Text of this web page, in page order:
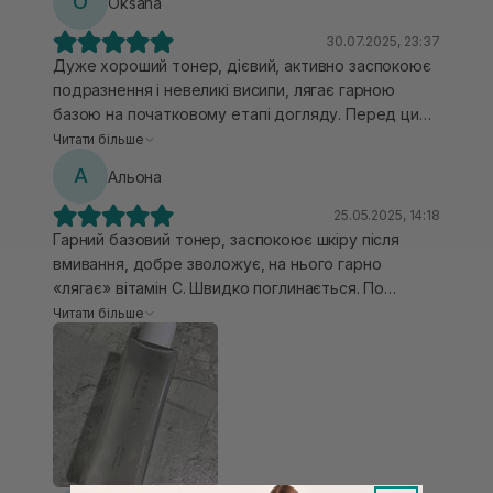
максимум комфорту і мінімум зайвих шарів. І
невеличкий секрет: я просочую тонером тканинну
основу чи диск і використовую як маску для ще
більшого ефекту.
30.07.2025, 23:37
Дуже хороший тонер, дієвий, активно заспокоює
подразнення і невеликі висипи, лягає гарною
базою на початковому етапі догляду. Перед цим
тонером користувалася заспокійливим містом-
порівнянні цей більш дієвий і моїй сухій шкірі
підійшов краще.
Читати більше
А Альона
25.05.2025, 14:18
Гарний базовий тонер, заспокоює шкіру після
вмивання, добре зволожує, на нього гарно
«лягає» вітамін С. Швидко поглинається. По
текстурі як водичка, запаху майже немає. Якщо
потрібно більше зволоження, то можна
нашаровувати, адже він чудово поглинається.
Використовувала більшість вранці. Рекомендую
Читати більше